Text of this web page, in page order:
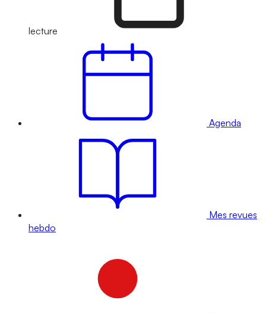
lecture
Agenda
Mes revues
hebdo